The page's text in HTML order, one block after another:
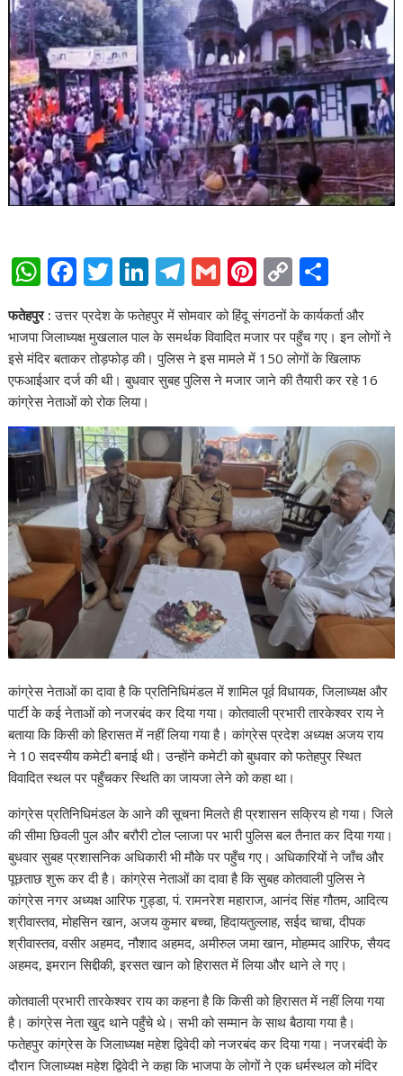
W
at
s
A
p
p
F
ac
e
b
o
o
k
T
w
itt
er
Li
k
e
dI
T
el
e
gr
a
G
m
ai
l
Pi
nt
er
e
st
C
o
p
y
Li
k
h
ar
e
फतेहपुर : उत्तर प्रदेश के फतेहपुर में सोमवार को हिंदू संगठनों के कार्यकर्ता और
भाजपा जिलाध्यक्ष मुखलाल पाल के समर्थक विवादित मजार पर पहुँच गए। इन लोगों ने
इसे मंदिर बताकर तोड़फोड़ की। पुलिस ने इस मामले में 150 लोगों के खिलाफ
एफआईआर दर्ज की थी। बुधवार सुबह पुलिस ने मजार जाने की तैयारी कर रहे 16
कांग्रेस नेताओं को रोक लिया।
कांग्रेस नेताओं का दावा है कि प्रतिनिधिमंडल में शामिल पूर्व विधायक, जिलाध्यक्ष और
पार्टी के कई नेताओं को नजरबंद कर दिया गया। कोतवाली प्रभारी तारकेश्वर राय ने
बताया कि किसी को हिरासत में नहीं लिया गया है। कांग्रेस प्रदेश अध्यक्ष अजय राय
ने 10 सदस्यीय कमेटी बनाई थी। उन्होंने कमेटी को बुधवार को फतेहपुर स्थित
विवादित स्थल पर पहुँचकर स्थिति का जायजा लेने को कहा था।
कांग्रेस प्रतिनिधिमंडल के आने की सूचना मिलते ही प्रशासन सक्रिय हो गया। जिले
की सीमा छिवली पुल और बरौरी टोल प्लाजा पर भारी पुलिस बल तैनात कर दिया गया।
बुधवार सुबह प्रशासनिक अधिकारी भी मौके पर पहुँच गए। अधिकारियों ने जाँच और
पूछताछ शुरू कर दी है। कांग्रेस नेताओं का दावा है कि सुबह कोतवाली पुलिस ने
कांग्रेस नगर अध्यक्ष आरिफ गुड्डा, पं. रामनरेश महाराज, आनंद सिंह गौतम, आदित्य
श्रीवास्तव, मोहसिन खान, अजय कुमार बच्चा, हिदायतुल्लाह, सईद चाचा, दीपक
श्रीवास्तव, वसीर अहमद, नौशाद अहमद, अमीरुल जमा खान, मोहम्मद आरिफ, सैयद
अहमद, इमरान सिद्दीकी, इरसत खान को हिरासत में लिया और थाने ले गए।
कोतवाली प्रभारी तारकेश्वर राय का कहना है कि किसी को हिरासत में नहीं लिया गया
है। कांग्रेस नेता खुद थाने पहुँचे थे। सभी को सम्मान के साथ बैठाया गया है।
फतेहपुर कांग्रेस के जिलाध्यक्ष महेश द्विवेदी को नजरबंद कर दिया गया। नजरबंदी के
दौरान जिलाध्यक्ष महेश द्विवेदी ने कहा कि भाजपा के लोगों ने एक धर्मस्थल को मंदिर